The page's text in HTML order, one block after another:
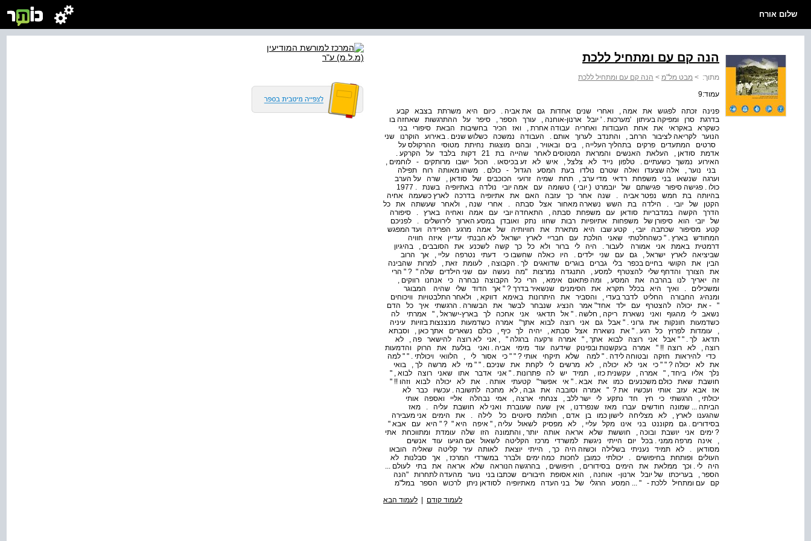
שלום אורח
הנה קם עם ומתחיל ללכת
מתוך: > מבט מל"מ > הנה קם עם ומתחיל ללכת
עמוד:9
פנינה זכתה לפגוש את אמה , ואחרי שנים אחדות גם את אביה . כיום היא משרתת בצבא קבע
בדרגת סרן ומפיקה בעיתון 'מערכות . ' יובל ארנון-אוחנה , עורך הספר , סיפר על ההתרגשות שאחזה בו
כשקרא באקראי את אחת העבודות ואחריה עבודה אחרת , ואז הכיר בחשיבות הבאת סיפורי בני
הנוער לקריאה לציבור הרחב , והתנדב לערוך אותם . העבודה נמשכה כשלוש שנים . באירוע הוקרנו שני
סרטים המתעדים פרקים בתהליך העלייה , בים ובאוויר , ובהם מוצגות נחיתת מטוסי ההרקולס על
אדמת סודאן , העלאת האנשים והמראת המטוסים לאחר שהייה בת 21 דקות בלבד על הקרקע .
האירוע נמשך כשעתיים . טלפון נייד לא צלצל , איש לא זע בכיסאו . הכול ישבו מרותקים - לוחמים ,
בני נוער , אלה שצעדו ואלה שטרם נולדו בעת המסע הגדול - כולם . משהו מאותה רוח תפילה
וערגה שנשאו בני משפחת רדאי מדי ערב , תחת שמיה זרועי הכוכבים של סודאן , שרה על הערב
בהיותה בת חמש נפטר אביה . שנה אחר כך עזבה האם את אתיופיה בדרכה לארץ כשעמה אחיה
הקטן של יובי . הילדה בת השש נשארה מאחור אצל סבתה . אחרי שנה , ולאחר שעשתה את כל
הדרך הקשה במדבריות סודאן עם משפחת סבתה , התאחדה יובי עם אמה ואחיה בארץ . סיפורה
של יובי הוא סיפורן של משפחות אתיופיות רבות שחוו נתק ואובדן במסע הארוך לירושלים . לפניכם
קטע מסיפור שכתבה יובי , קטע שבו היא מתארת את חוויותיה של אמה מרגע הפרידה ועד המפגש
המחודש בארץ . " כשהחלטתי שאני הולכת עם חבריי לארץ ישראל לא הבנתי עדיין איזה חוויה
דרמטית באמת אני אמורה לעבור . היה לי ברור ולא כל כך קשה לשכנע את הסובבים , בהיגיון
שביציאה לארץ ישראל , גם עם שני ילדים . היו כאלה שחשבו כי דעתי נטרפה עליי , אך הרוב
הבין את הקושי בחיים בכפר בלי גברים בוגרים שדואגים לך . הקבוצה , לעומת זאת , למרות שהבינה
את הצורך והדחף שלי להצטרף למסע , התנגדה נמרצות "מה נעשה עם שני הילדים שלה " ? " הרי
זה יאריך לנו בהרבה את המסע , ומה פתאום אימא , הרי כל הקבוצה נבחרה כי אנחנו רווקים ,
ומשכילים . ואיך היא בכלל תקרא את הסימנים שנשאיר בדרך ? " אך הדוד שלי שהיה המבוגר
ומנהיג החבורה החליט לדבר בעדי , והסביר את היתרונות באימא דווקא , ולאחר התלבטויות וויכוחים
" - את יכולה להצטרף עם ילד אחד" אמר הנציג שנבחר לבשר את הבשורה . הרגשתי איך כל הדם
נשאב לי מהגוף ואני נשארת ריקה , חלשה . " אל תדאגי אני אחכה לך בארץ-ישראל , " אמרתי לה
כשדמעות חונקות את גרוני . " אבל גם אני רוצה לבוא אתך" אמרה כשדמעות מנצנצות בזויות עיניה
, עומדות לפרוץ כל רגע . " את נשארת אצל סבתא , יהיה לך כיף , כולם נשארים אתך כאן , וסבתא
תדאג לך . " " אבל אני רוצה לבוא אתך , " אמרה ורקעה ברגלה " , אני לא רוצה להישאר פה , לא
רוצה , לא רוצה !! " אמרה בעקשנות ובפינוק שידעה עוד מימי אביה . ואני בולעת את הרוק והדמעות
כדי להיראות חזקה ובטוחה לידה . " למה שלא תיקחי אותי ? " " כי אסור לי , הלוואי ויכולתי . " " למה
את לא יכולה ? " " כי אני לא יכולה , לא מרשים לי לקחת את שניכם . " " מי לא מרשה לך , בואי
נלך אליו ביחד , " אמרה , עקשנית כזו , תמיד יש לה פתרונות . " אני אדבר אתו שאני רוצה לבוא , "
חושבת שאת כולם משכנעים כמו את אבא . " אי אפשר" קטעתי אותה . את לא יכולה לבוא וזהו !! "
אז אבא עזב אותי ועכשיו את ? " אמרה וסובבה את גבה , לא מחכה לתשובה . עכשיו כבר לא
יכולתי , הרגשתי כי חץ חד נתקע לי ישר ללב , צנחתי ארצה , אמי נבהלה אליי ואספה אותי
הביתה ... שמונה חודשים עברו מאז שנפרדנו , אין שעה שעוברת ואני לא חושבת עליה . מאז
שהגענו לארץ , לא מצליחה לישון כמו בן אדם , חולמת סיוטים כל לילה . את הימים אני מעבירה
בסידורים . גם מקוננט בני אינו מקל עליי , לא מפסיק לשאול עליה , " איפה היא " ? " היא עם אבא "
? ימים אני יושבת ובוכה , חוששת שלא אראה אותה יותר , והתמונה הזו שלה עומדת ומתווכחת אתי
, אינה מרפה ממני . בכל יום הייתי ניגשת למשרדי מרכז הקליטה לשאול אם הגיעו עוד אנשים
מסודאן . לא תמיד נעניתי בשלילה וכשזה היה כך , הייתי יוצאת לאותה עיר קליטה שאליה הובאו
העולים ופותחת בחיפושים . יכולתי כמובן לחכות כמה ימים ולברר במשרדי המרכז , אך סבלנות לא
היה לי . וכך ממלאת את הימים בסידורים , חיפושים , בהרגשה הנוראה שלא אראה את בתי לעולם ...
הספר , בעריכתו של יובל ארנון- אוחנה , הוא אסופת חיבורים שכתבו בני נוער מהעדה לתחרות "הנה
קם עם ומתחיל ללכת - " ... המסע הרגלי של בני העדה מאתיופיה לסודאן ניתן לרכוש הספר במל"מ
לעמוד קודם | לעמוד הבא